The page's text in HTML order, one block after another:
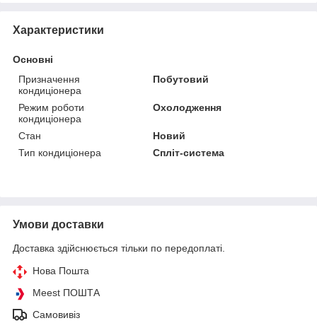
Характеристики
Основні
Призначення
кондиціонера
Побутовий
Режим роботи
кондиціонера
Охолодження
Стан
Новий
Тип кондиціонера
Спліт-система
Умови доставки
Доставка здійснюється тільки по передоплаті.
Нова Пошта
Meest ПОШТА
Самовивіз